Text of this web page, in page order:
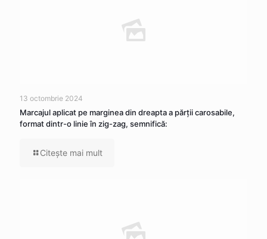
13 octombrie 2024
Marcajul aplicat pe marginea din dreapta a părţii carosabile,
format dintr-o linie în zig-zag, semnifică:
Citeşte mai mult